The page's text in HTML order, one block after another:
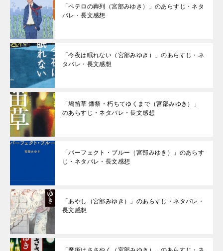
「ペテロの葬列（宮部みゆき）」のあらすじ・ネタ
バレ・長文感想
「今夜は眠れない（宮部みゆき）」のあらすじ・ネ
タバレ・長文感想
「鳩笛草 燔祭・朽ちてゆくまで（宮部みゆき）」
のあらすじ・ネタバレ・長文感想
「パーフェクト・ブルー（宮部みゆき）」のあらす
じ・ネタバレ・長文感想
「あやし（宮部みゆき）」のあらすじ・ネタバレ・
長文感想